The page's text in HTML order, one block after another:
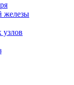
железы
узлов